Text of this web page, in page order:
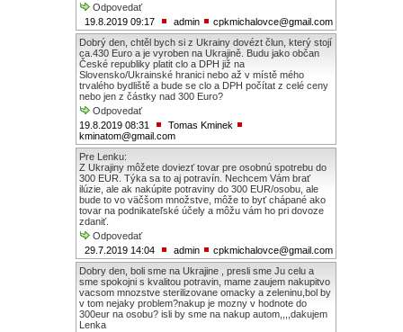
Odpovedať
19.8.2019 09:17
admin
cpkmichalovce@gmail.com
Dobrý den, chtěl bych si z Ukrainy dovézt člun, který stojí
ca.430 Euro a je vyroben na Ukrajině. Budu jako občan
České republiky platit clo a DPH již na
Slovensko/Ukrainské hranici nebo až v místě mého
trvalého bydliště a bude se clo a DPH počítat z celé ceny
nebo jen z částky nad 300 Euro?
Odpovedať
19.8.2019 08:31
Tomas Kminek
kminatom@gmail.com
Pre Lenku:
Z Ukrajiny môžete doviezť tovar pre osobnú spotrebu do
300 EUR. Týka sa to aj potravín. Nechcem Vám brať
ilúzie, ale ak nakúpite potraviny do 300 EUR/osobu, ale
bude to vo väčšom množstve, môže to byť chápané ako
tovar na podnikateľské účely a môžu vám ho pri dovoze
zdaniť.
Odpovedať
29.7.2019 14:04
admin
cpkmichalovce@gmail.com
Dobry den, boli sme na Ukrajine , presli sme Ju celu a
sme spokojni s kvalitou potravin, mame zaujem nakupitvo
vacsom mnozstve sterilizovane omacky a zeleninu,bol by
v tom nejaky problem?nakup je mozny v hodnote do
300eur na osobu? isli by sme na nakup autom,,,,dakujem
Lenka